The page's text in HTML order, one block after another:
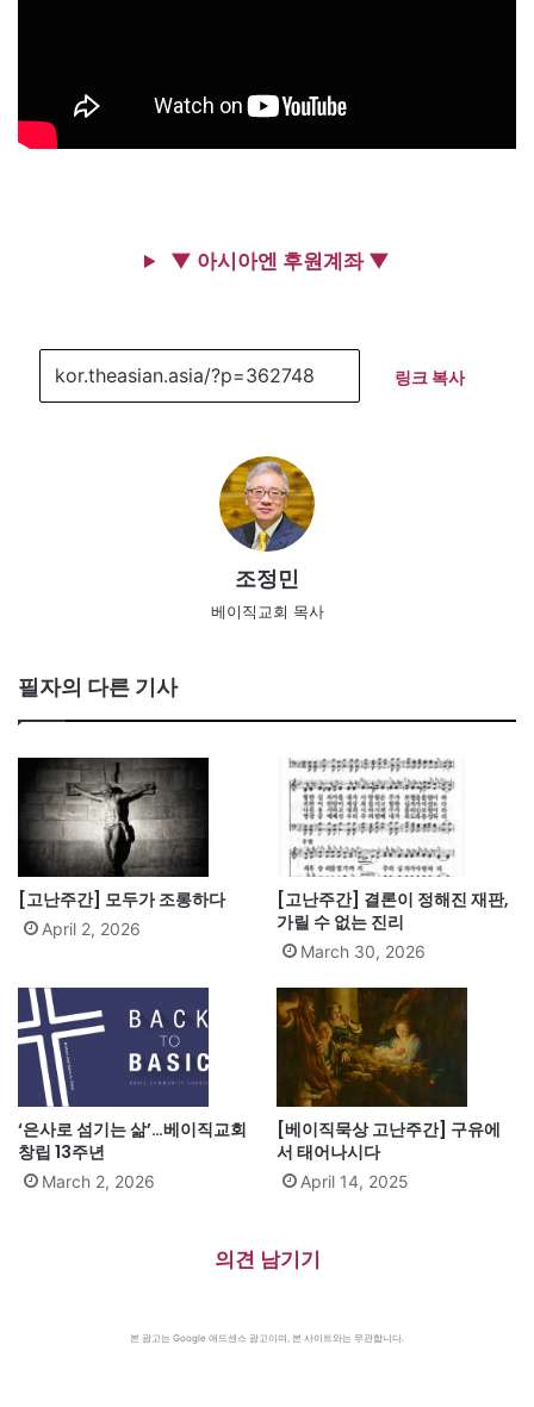
▼ 아시아엔 후원계좌 ▼
링크 복사
조정민
베이직교회 목사
필자의 다른 기사
[고난주간] 모두가 조롱하다
April 2, 2026
[고난주간] 결론이 정해진 재판,
가릴 수 없는 진리
March 30, 2026
‘은사로 섬기는 삶’…베이직교회
창립 13주년
March 2, 2026
[베이직묵상 고난주간] 구유에
서 태어나시다
April 14, 2025
의견 남기기
본 광고는 Google 애드센스 광고이며, 본 사이트와는 무관합니다.